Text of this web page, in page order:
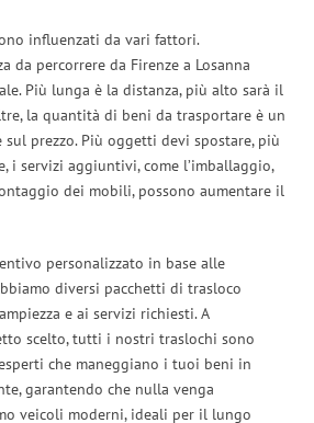
influenzati da vari fattori.
da percorrere da Firenze a Losanna
Più lunga è la distanza, più alto sarà il
la quantità di beni da trasportare è un
prezzo. Più oggetti devi spostare, più
i servizi aggiuntivi, come l’imballaggio,
dei mobili, possono aumentare il
personalizzato in base alle
diversi pacchetti di trasloco
e ai servizi richiesti. A
scelto, tutti i nostri traslochi sono
che maneggiano i tuoi beni in
garantendo che nulla venga
veicoli moderni, ideali per il lungo